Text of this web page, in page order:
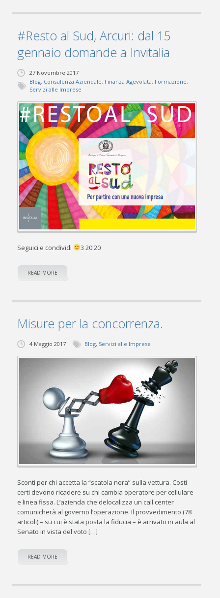
#Resto al Sud, Arcuri: dal 15
gennaio domande a Invitalia
27 Novembre 2017
Blog, Consulenza Aziendale, Finanza Agevolata, Formazione,
Servizi alle Imprese
Seguici e condividi 3 20 20
READ MORE
Misure per la concorrenza.
4 Maggio 2017 Blog, Servizi alle Imprese
Sconti per chi accetta la “scatola nera” sulla vettura. Costi
certi devono ricadere su chi cambia operatore per cellulare
e linea fissa. L’azienda che delocalizza un call center
comunicherà al governo l’operazione. Il provvedimento (78
articoli) – su cui è stata posta la fiducia – è arrivato in aula al
Senato in vista del voto […]
READ MORE